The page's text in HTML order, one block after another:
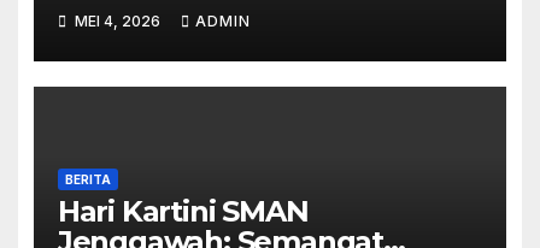
MEI 4, 2026 ADMIN
BERITA
Hari Kartini SMAN